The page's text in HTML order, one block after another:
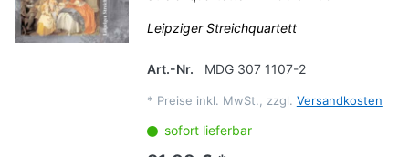
Leipziger Streichquartett
Art.-Nr. MDG 307 1107-2
* Preise inkl. MwSt., zzgl. Versandkosten
sofort lieferbar